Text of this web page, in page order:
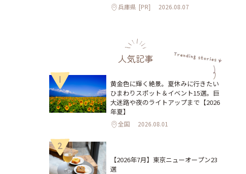
兵庫県 [PR] 2026.08.07
人気記事
1
黄金色に輝く絶景。夏休みに行きたい
ひまわりスポット＆イベント15選。巨
大迷路や夜のライトアップまで【2026
年夏】
全国 2026.08.01
2
【2026年7月】東京ニューオープン23
選